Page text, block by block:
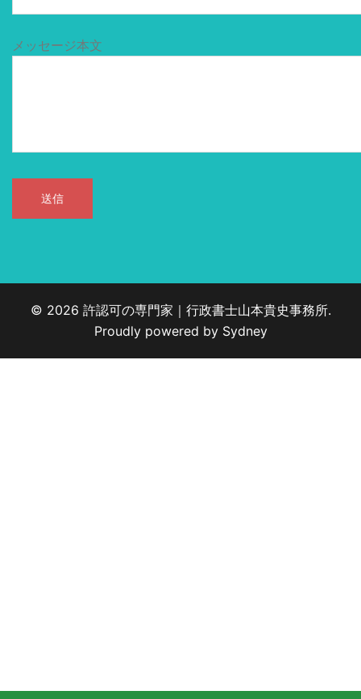
メッセージ本文
© 2026 許認可の専門家｜行政書士山本貴史事務所.
Proudly powered by Sydney